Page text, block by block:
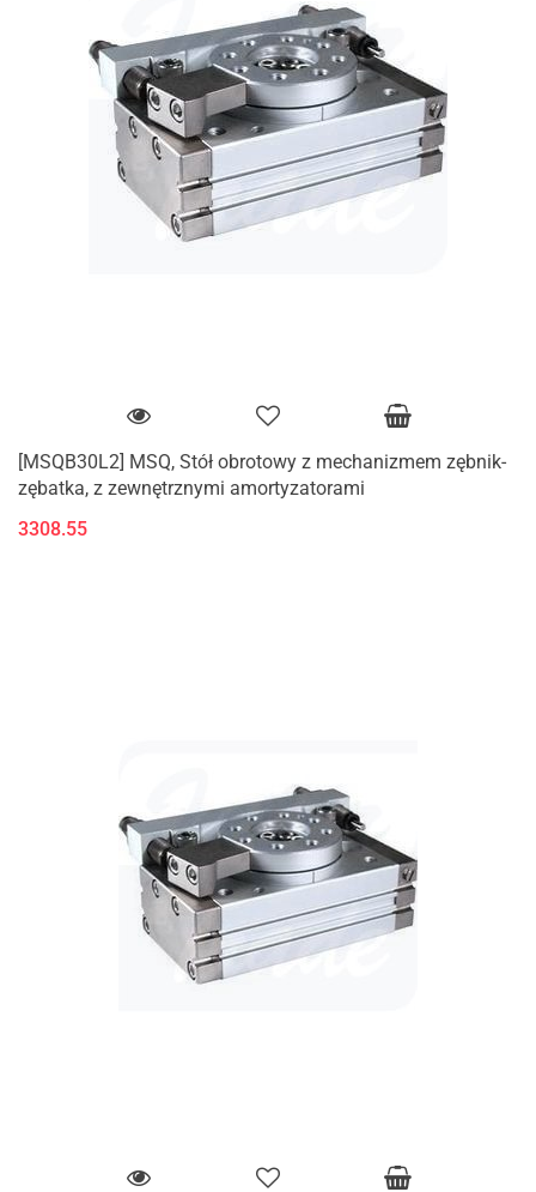
[MSQB30L2] MSQ, Stół obrotowy z mechanizmem zębnik-
zębatka, z zewnętrznymi amortyzatorami
3308.55